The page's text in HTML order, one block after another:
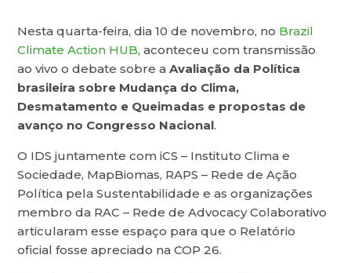
Nesta quarta-feira, dia 10 de novembro, no Brazil
Climate Action HUB, aconteceu com transmissão
ao vivo o debate sobre aAvaliação da Política
brasileira sobre Mudança do Clima,
Desmatamento e Queimadas e propostas de
avanço no Congresso Nacional.
O IDS juntamente com iCS – Instituto Clima e
Sociedade, MapBiomas, RAPS – Rede de Ação
Política pela Sustentabilidade e as organizações
membro da RAC – Rede de Advocacy Colaborativo
articularam esse espaço para que o Relatório
oficial fosse apreciado na COP 26.